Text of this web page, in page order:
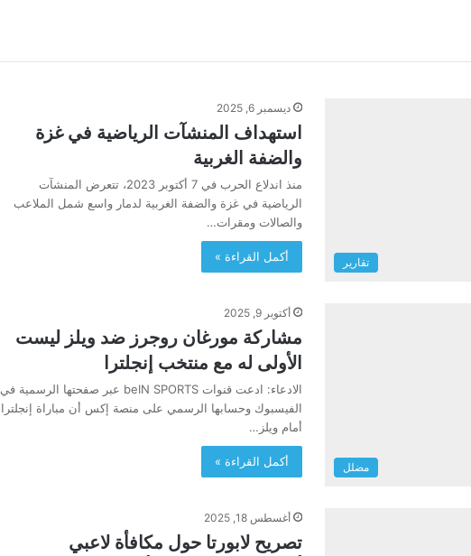
تقارير
ديسمبر 6, 2025
استهداف المنشآت الرياضية في غزة
والضفة الغربية
منذ اندلاع الحرب في 7 أكتوبر 2023، تتعرض المنشآت
الرياضية في غزة والضفة الغربية لدمار واسع شمل الملاعب
والصالات ومقرات…
أكمل القراءة »
مضلل
أكتوبر 9, 2025
مشاركة مورغان روجرز ضد ويلز ليست
الأولى له مع منتخب إنجلترا
الادعاء: ادعت قنوات beIN SPORTS عبر صفحتها الرسمية في
الفيسبوك وحسابها الرسمي على منصة إكس أن مباراة إنجلترا
أمام ويلز…
أكمل القراءة »
أغسطس 18, 2025
تصريح لابورتا حول مكافأة لاعبي